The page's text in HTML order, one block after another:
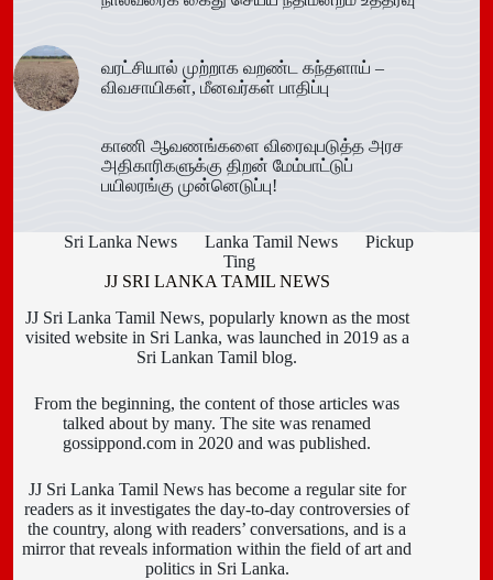
வரட்சியால் முற்றாக வறண்ட கந்தளாய் –
விவசாயிகள், மீனவர்கள் பாதிப்பு
காணி ஆவணங்களை விரைவுபடுத்த அரச
அதிகாரிகளுக்கு திறன் மேம்பாட்டுப்
பயிலரங்கு முன்னெடுப்பு!
Sri Lanka News Lanka Tamil News
Pickup
Ting
JJ SRI LANKA TAMIL NEWS
JJ Sri Lanka Tamil News, popularly known as the most
visited website in Sri Lanka, was launched in 2019 as a
Sri Lankan Tamil blog.
From the beginning, the content of those articles was
talked about by many. The site was renamed
gossippond.com in 2020 and was published.
JJ Sri Lanka Tamil News has become a regular site for
readers as it investigates the day-to-day controversies of
the country, along with readers’ conversations, and is a
mirror that reveals information within the field of art and
politics in Sri Lanka.